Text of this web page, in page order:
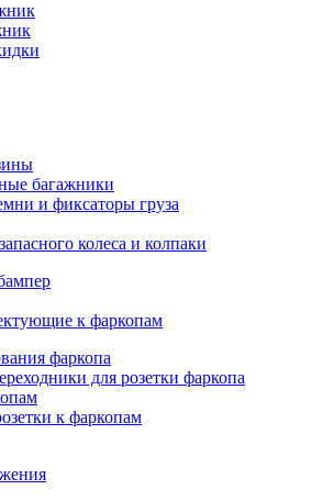
багажники
и фиксаторы груза
колеса и колпаки
к фаркопам
фаркопа
для розетки фаркопа
к фаркопам